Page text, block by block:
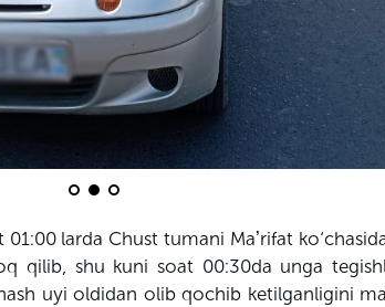
larda Chust tumani Maʼrifat
qilib, shu kuni soat 00:30da unga
uyi oldidan olib qochib ketilganligini